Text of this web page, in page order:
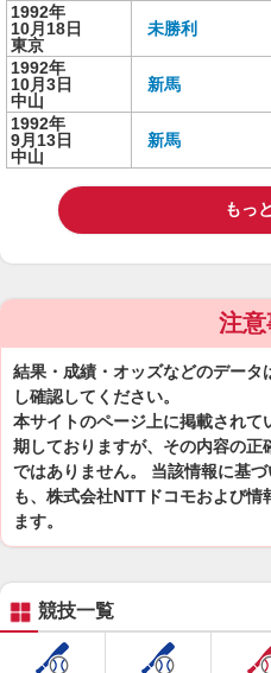
1992年
10月18日
東京
未勝利
1992年
10月3日
中山
新馬
1992年
9月13日
中山
新馬
もっ
注
結果・成績・オッズなどのデー
し確認してください。
本サイトのページ上に掲載され
期しておりますが、その内容の
ではありません。 当該情報に基
も、株式会社NTTドコモおよび
ます。
競技一覧